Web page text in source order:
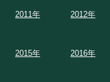
2011年 2012年
2015年 2016年